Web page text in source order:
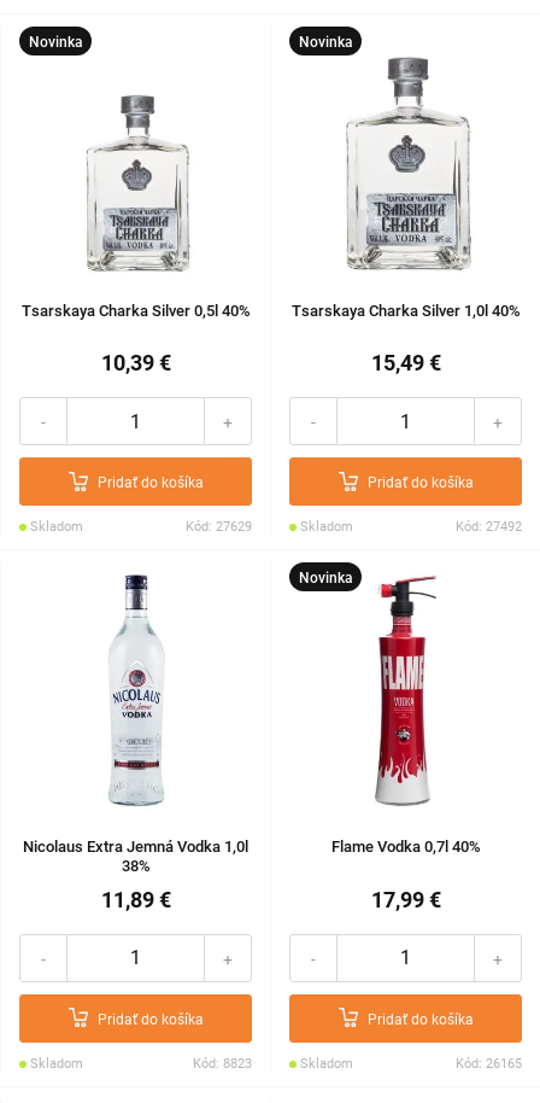
Novinka
Tsarskaya Charka Silver 0,5l 40%
10,39 €
- +
Pridať do košíka
Skladom Kód: 27629
Novinka
Tsarskaya Charka Silver 1,0l 40%
15,49 €
- +
Pridať do košíka
Skladom Kód: 27492
Nicolaus Extra Jemná Vodka 1,0l
38%
11,89 €
- +
Pridať do košíka
Skladom Kód: 8823
Novinka
Flame Vodka 0,7l 40%
17,99 €
- +
Pridať do košíka
Skladom Kód: 26165